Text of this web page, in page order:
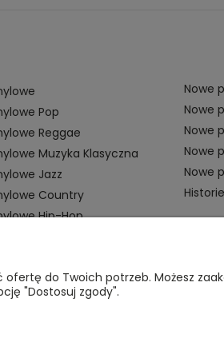
Pop
Reggae
Muzyka Klasyczna
Jazz
Country
Hip-Hop
Nowe
Nowe
Nowe
Nowe
Nowe
POMOC
Regulamin sklepu
do Twoich potrzeb. Możesz
"Dostosuj zgody".